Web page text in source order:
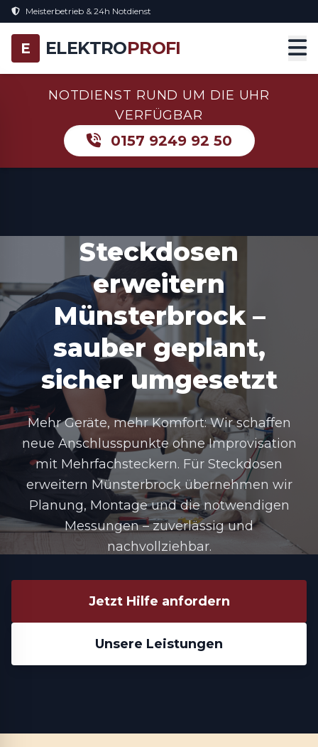
Meisterbetrieb & 24h Notdienst
E ELEKTROPROFI
NOTDIENST RUND UM DIE UHR
VERFÜGBAR
0157 9249 92 50
Steckdosen
erweitern
Münsterbrock –
sauber geplant,
sicher umgesetzt
Mehr Geräte, mehr Komfort: Wir schaffen
neue Anschlusspunkte ohne Improvisation
mit Mehrfachsteckern. Für Steckdosen
erweitern Münsterbrock übernehmen wir
Planung, Montage und die notwendigen
Messungen – zuverlässig und
nachvollziehbar.
Jetzt Hilfe anfordern
Unsere Leistungen